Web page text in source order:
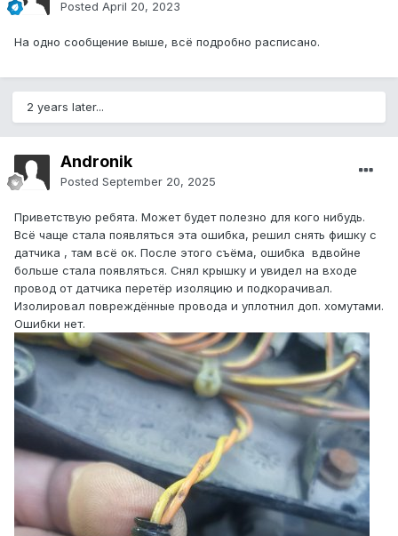
Posted April 20, 2023
На одно сообщение выше, всё подробно расписано.
2 years later...
Andronik
Posted September 20, 2025
Приветствую ребята. Может будет полезно для кого нибудь.
Всё чаще стала появляться эта ошибка, решил снять фишку с
датчика , там всё ок. После этого съёма, ошибка вдвойне
больше стала появляться. Снял крышку и увидел на входе
провод от датчика перетёр изоляцию и подкорачивал.
Изолировал повреждённые провода и уплотнил доп. хомутами.
Ошибки нет.